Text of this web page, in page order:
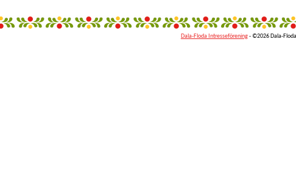
Dala-Floda Intresseförening- ©2026 Dala-Floda